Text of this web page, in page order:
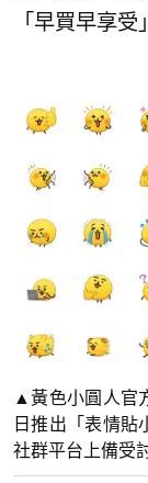
「早買早享受
▲黃色小圓人官
日推出「表情貼
社群平台上備受